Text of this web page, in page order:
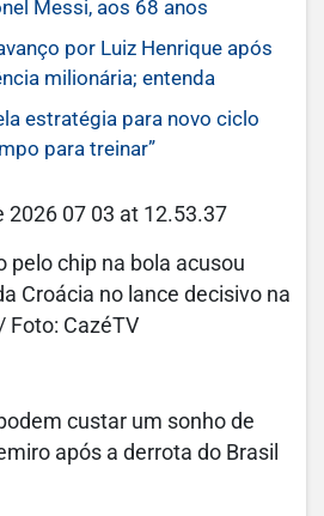
Messi, aos 68 anos
por Luiz Henrique após
milionária; entenda
estratégia para novo ciclo
para treinar”
pelo chip na bola acusou
Croácia no lance decisivo na
Foto: CazéTV